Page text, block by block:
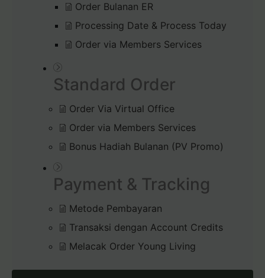
Order Bulanan ER
Processing Date & Process Today
Order via Members Services
Standard Order
Order Via Virtual Office
Order via Members Services
Bonus Hadiah Bulanan (PV Promo)
Payment & Tracking
Metode Pembayaran
Transaksi dengan Account Credits
Melacak Order Young Living